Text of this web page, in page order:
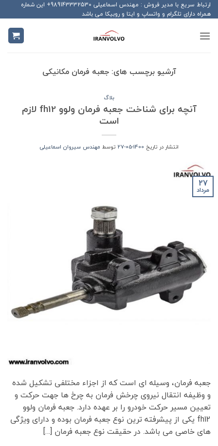
Skip
to
content
ارتباط سریع با مدیر فروش : مهندس اسماعیلی 989143332530+ این شماره
همراه دارای تلگرام و واتساپ و ایتا و روبیکا می باشد
آرشیو برچسب های:جعبه فرمان مکانیکی
بلاگ
آنچه برای شناخت جعبه فرمان ولوو fh12 لازم
است
انتشار در تاریخ 1400-05-27 توسط مهندس سیروان اسماعیلی
27
مرداد
جعبه فرمان، وسیله ای است که از اجزاء مختلفی تشکیل شده
و وظیفه انتقال نیروی چرخش فرمان به چرخ ها جهت حرکت و
تعیین مسیر حرکت خودرو را بر عهده دارد. جعبه فرمان ولوو
fh12 یکی از پیشرفته ترین نوع جعبه فرمان بوده و دارای ویژگی
های خاصی می باشد. در حقیقت نوع جعبه فرمان […]